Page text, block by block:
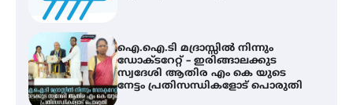
ഐ.ഐ.ടി മദ്രാസ്സിൽ നിന്നും
ഡോക്ടറേറ്റ് – ഇരിങ്ങാലക്കുട
സ്വദേശി ആതിര എം കെ യുടെ
നേട്ടം പ്രതിസന്ധികളോട് പൊരുതി